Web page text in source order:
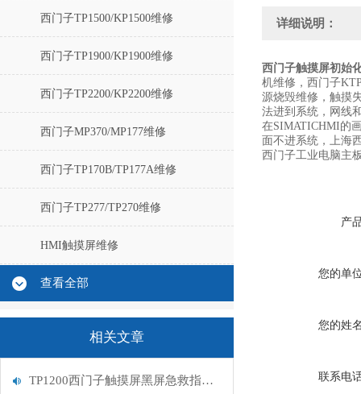
西门子TP1500/KP1500维修
西门子TP1900/KP1900维修
西门子TP2200/KP2200维修
西门子MP370/MP177维修
西门子TP170B/TP177A维修
西门子TP277/TP270维修
HMI触摸屏维修
查看全部
相关文章
TP1200西门子触摸屏黑屏急救指南：从排查到修复的完整流程
详细说明：
西门子触摸屏初始
机维修，西门子
源烧毁维修，触摸
法进到系统，网线
在SIMATICHMI的
面不进系统，上海
西门子工业电脑主
产
您的单
您的姓
联系电